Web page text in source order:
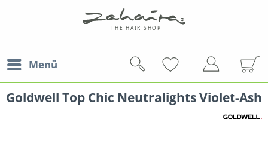
Menü
Goldwell Top Chic Neutralights Violet-Ash